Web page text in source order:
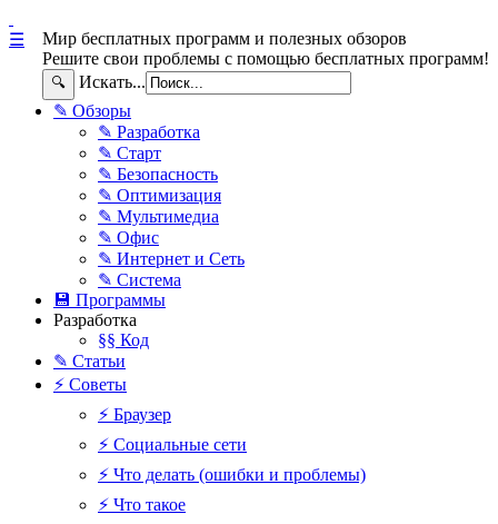
Мир бесплатных программ и полезных обзоров
Решите свои проблемы с помощью бесплатных программ!
🔍 Искать...
☰
✎ Обзоры
✎ Разработка
✎ Старт
✎ Безопасность
✎ Оптимизация
✎ Мультимедиа
✎ Офис
✎ Интернет и Сеть
✎ Система
💾 Программы
Разработка
§§ Код
✎ Статьи
⚡ Советы
⚡ Браузер
⚡ Социальные сети
⚡ Что делать (ошибки и проблемы)
⚡ Что такое